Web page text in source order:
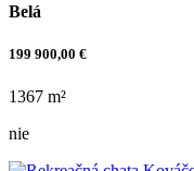
Belá
199 900,00 €
1367 m²
nie